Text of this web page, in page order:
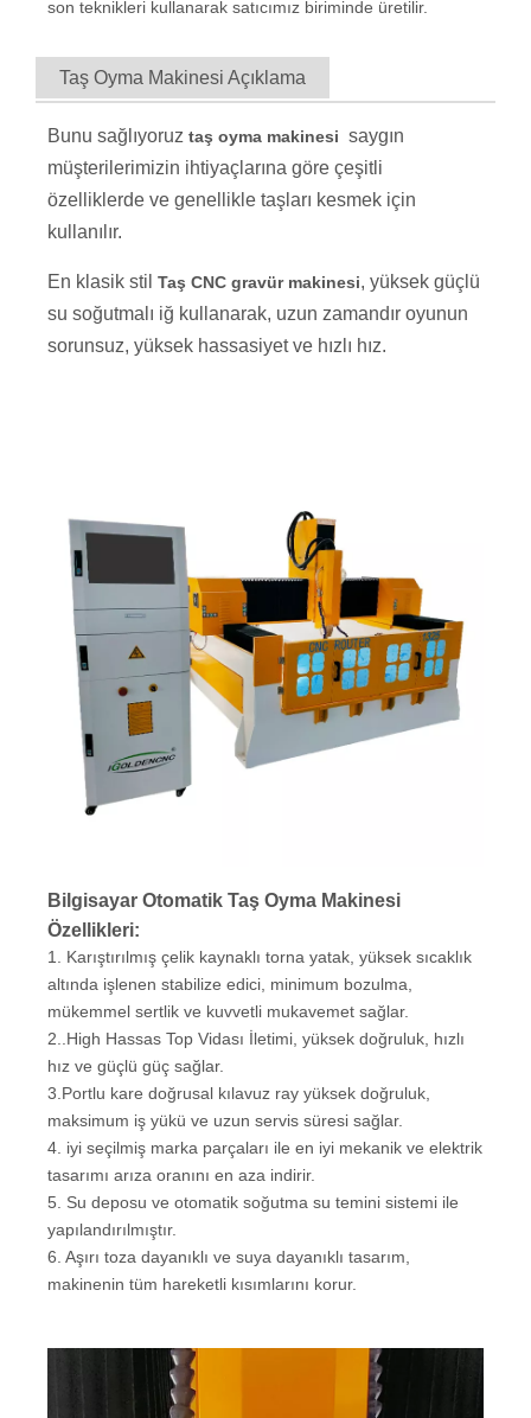
Kafa Taş Kesme Makin een iyi sınıf bileşenlerini ve en
Bunu sağlıyoruztaş oyma makinesisaygın
müşterilerimizin ihtiyaçlarına göre çeşitli
özelliklerde ve genellikle taşları kesmek için
En klasik stil Taş CNC gravür makinesi, yüksek güçlü
su soğutmalı iğ kullanarak, uzun zamandır oyunun